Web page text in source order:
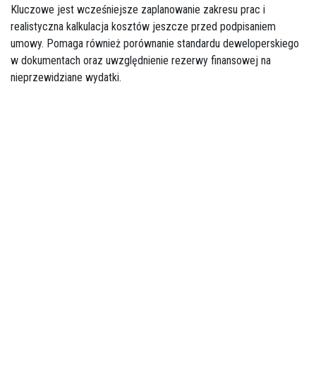
Kluczowe jest wcześniejsze zaplanowanie zakresu prac i
realistyczna kalkulacja kosztów jeszcze przed podpisaniem
umowy. Pomaga również porównanie standardu deweloperskiego
w dokumentach oraz uwzględnienie rezerwy finansowej na
nieprzewidziane wydatki.